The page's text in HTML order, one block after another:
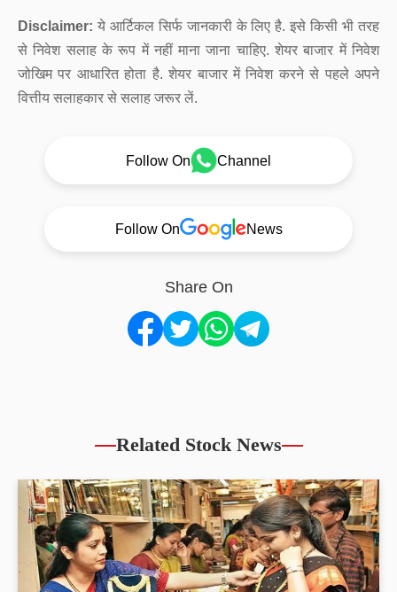
Disclaimer: ये आर्टिकल सिर्फ जानकारी के लिए है. इसे किसी भी तरह
से निवेश सलाह के रूप में नहीं माना जाना चाहिए. शेयर बाजार में निवेश
जोखिम पर आधारित होता है. शेयर बाजार में निवेश करने से पहले अपने
वित्तीय सलाहकार से सलाह जरूर लें.
Follow On Channel
Follow On News
Share On
Related Stock News